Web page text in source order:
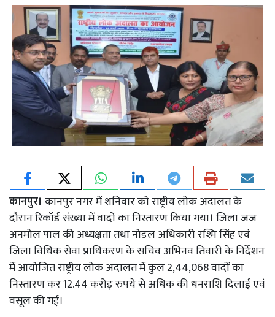
कानपुर। कानपुर नगर में शनिवार को राष्ट्रीय लोक अदालत के
दौरान रिकॉर्ड संख्या में वादों का निस्तारण किया गया। जिला जज
अनमोल पाल की अध्यक्षता तथा नोडल अधिकारी रश्मि सिंह एवं
जिला विधिक सेवा प्राधिकरण के सचिव अभिनव तिवारी के निर्देशन
में आयोजित राष्ट्रीय लोक अदालत में कुल 2,44,068 वादों का
निस्तारण कर 12.44 करोड़ रुपये से अधिक की धनराशि दिलाई एवं
वसूल की गई।